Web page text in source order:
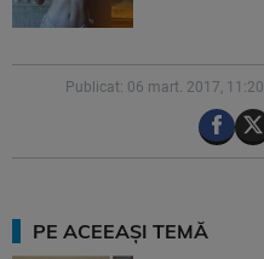
Publicat: 06 mart. 2017, 11:20
PE ACEEAȘI TEMĂ